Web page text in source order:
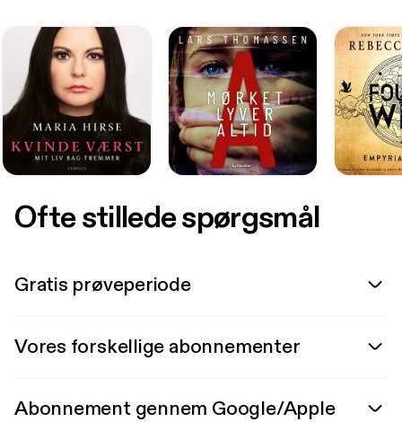
Ofte stillede spørgsmål
Gratis prøveperiode
Vores forskellige abonnementer
Abonnement gennem Google/Apple